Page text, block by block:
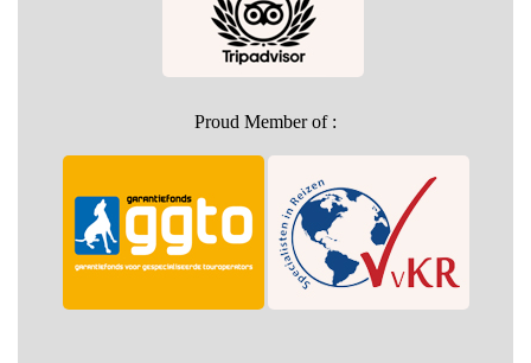
Proud Member of :